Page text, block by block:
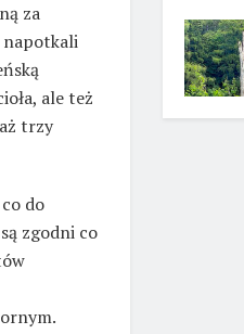
za
napotkali
ale też
trzy
do
zgodni co